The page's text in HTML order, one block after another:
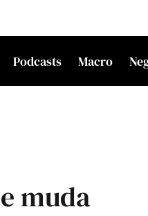
Podcasts Macro
muda